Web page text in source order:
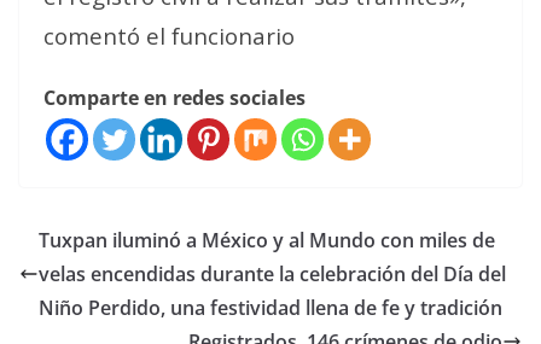
comentó el funcionario
Comparte en redes sociales
Tuxpan iluminó a México y al Mundo con miles de
velas encendidas durante la celebración del Día del
Niño Perdido, una festividad llena de fe y tradición